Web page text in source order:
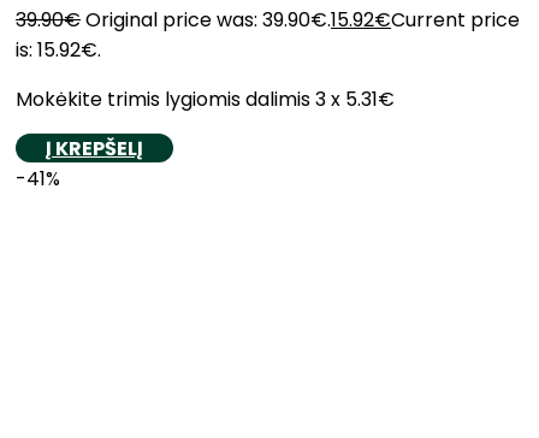
39.90€Original price was: 39.90€.15.92€Current price
is: 15.92€.
Mokėkite trimis lygiomis dalimis 3 x 5.31€
Į KREPŠELĮ
-41%